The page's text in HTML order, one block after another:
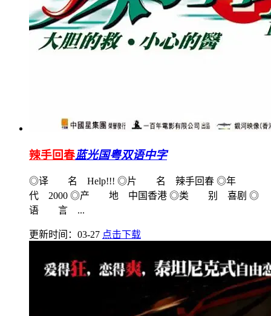
辣手回春蓝光国粤双语中字
◎译 名 Help!!! ◎片 名 辣手回春 ◎年
代 2000 ◎产 地 中国香港 ◎类 别 喜剧 ◎
语 言 ...
更新时间：03-27 点击下载